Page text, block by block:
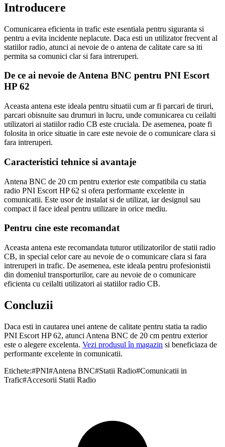
Introducere
Comunicarea eficienta in trafic este esentiala pentru siguranta si
pentru a evita incidente neplacute. Daca esti un utilizator frecvent al
statiilor radio, atunci ai nevoie de o antena de calitate care sa iti
permita sa comunici clar si fara intreruperi.
De ce ai nevoie de Antena BNC pentru PNI Escort
HP 62
Aceasta antena este ideala pentru situatii cum ar fi parcari de tiruri,
parcari obisnuite sau drumuri in lucru, unde comunicarea cu ceilalti
utilizatori ai statiilor radio CB este cruciala. De asemenea, poate fi
folosita in orice situatie in care este nevoie de o comunicare clara si
fara intreruperi.
Caracteristici tehnice si avantaje
Antena BNC de 20 cm pentru exterior este compatibila cu statia
radio PNI Escort HP 62 si ofera performante excelente in
comunicatii. Este usor de instalat si de utilizat, iar designul sau
compact il face ideal pentru utilizare in orice mediu.
Pentru cine este recomandat
Aceasta antena este recomandata tuturor utilizatorilor de statii radio
CB, in special celor care au nevoie de o comunicare clara si fara
intreruperi in trafic. De asemenea, este ideala pentru profesionistii
din domeniul transporturilor, care au nevoie de o comunicare
eficienta cu ceilalti utilizatori ai statiilor radio CB.
Concluzii
Daca esti in cautarea unei antene de calitate pentru statia ta radio
PNI Escort HP 62, atunci Antena BNC de 20 cm pentru exterior
este o alegere excelenta. Vezi produsul în magazin si beneficiaza de
performante excelente in comunicatii.
Etichete:#PNI#Antena BNC#Statii Radio#Comunicatii in
Trafic#Accesorii Statii Radio